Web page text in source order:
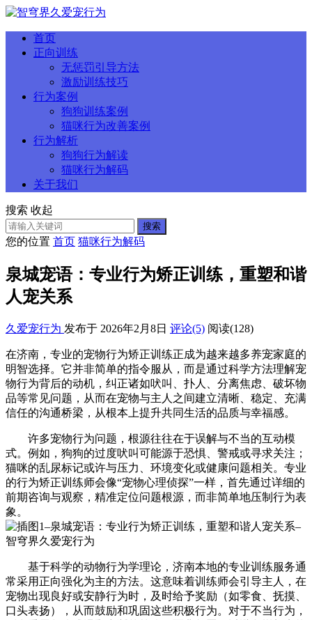
首页
正向训练
无惩罚引导方法
激励训练技巧
行为案例
狗狗训练案例
猫咪行为改善案例
行为解析
狗狗行为解读
猫咪行为解码
关于我们
搜索 收起
搜索
您的位置 首页 猫咪行为解码
泉城宠语：专业行为矫正训练，重塑和谐
人宠关系
久爱宠行为 发布于 2026年2月8日 评论(5) 阅读(128)
在济南，专业的宠物行为矫正训练正成为越来越多养宠家庭的
明智选择。它并非简单的指令服从，而是通过科学方法理解宠
物行为背后的动机，纠正诸如吠叫、扑人、分离焦虑、破坏物
品等常见问题，从而在宠物与主人之间建立清晰、稳定、充满
信任的沟通桥梁，从根本上提升共同生活的品质与幸福感。
许多宠物行为问题，根源往往在于误解与不当的互动模
式。例如，狗狗的过度吠叫可能源于恐惧、警戒或寻求关注；
猫咪的乱尿标记或许与压力、环境变化或健康问题相关。专业
的行为矫正训练师会像“宠物心理侦探”一样，首先通过详细的
前期咨询与观察，精准定位问题根源，而非简单地压制行为表
象。
基于科学的动物行为学理论，济南本地的专业训练服务通
常采用正向强化为主的方法。这意味着训练师会引导主人，在
宠物出现良好或安静行为时，及时给予奖励（如零食、抚摸、
口头表扬），从而鼓励和巩固这些积极行为。对于不当行为，